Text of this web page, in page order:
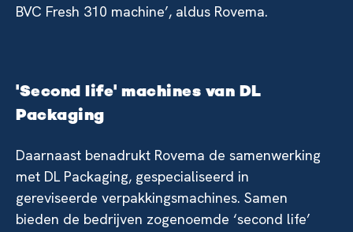
BVC Fresh 310 machine’, aldus Rovema.
'Second life' machines van DL
Packaging
Daarnaast benadrukt Rovema de samenwerking
met DL Packaging, gespecialiseerd in
gereviseerde verpakkingsmachines. Samen
bieden de bedrijven zogenoemde ‘second life’